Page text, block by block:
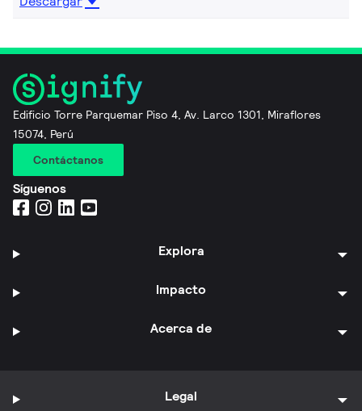
Edificio Torre Parquemar Piso 4, Av. Larco 1301, Miraflores
15074, Perú
Contáctanos
Síguenos
Explora
Impacto
Acerca de
Legal